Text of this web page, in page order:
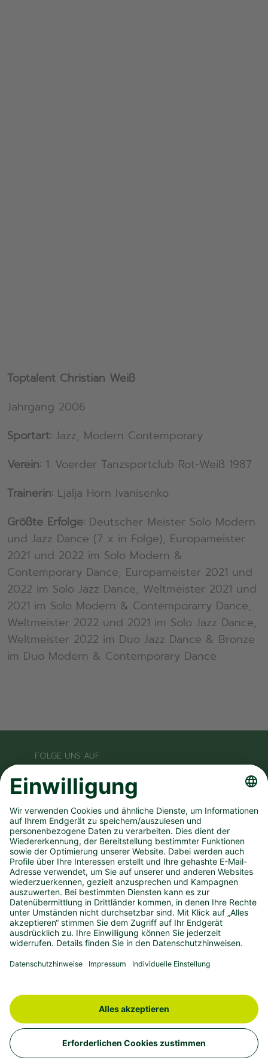
Toptalent Christian Weiß
Jahrgang 2006
Sportart:Jazz, Modern Contemporary
Verein:1. Voerder Tanzsportclub Rot-Weiß 1987
Trainerin:Ljalja Horn Ivanisenko
Größte Erfolge:Deutscher Meister Solo Modern
und Jazz Dance (7 x in Folge), Europameister
2021 und 2022 im Solo Modern &
Contemporary Dance, Europameister 2021 und
2022 im Solo Jazz Dance, Weltmeister 2021 und
2021 im Solo Modern & Contemporarry Dance,
Weltmeister 2022 und 2021 im Solo Jazz Dance,
Weltmeister 2022 im Duo Jazz Dance & Bronze
im Duo Modern & Contemporary Dance
FOLGE UNS AUF
UNSER UNTERNEHMEN
SPIELANGEBOT
PRESSEMATERIAL
KONTAKT
IMPRESSUM
DATENSCHUTZ
BARRIEREFREIHEIT
© 2026 – WestLotto.de